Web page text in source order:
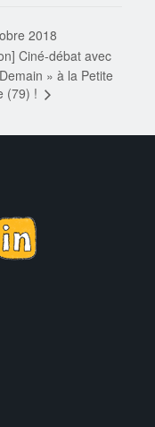
2018
Ciné-débat avec
» à la Petite
(79) !